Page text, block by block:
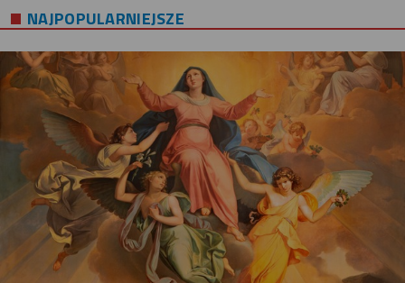
NAJPOPULARNIEJSZE